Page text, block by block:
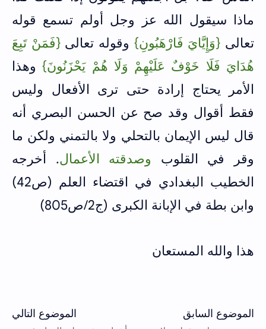
ماذا سيقول الله عز وجل أولم تسمع قوله
تعالى {وَإِيَّايَ فَارْهَبُونِ} وقوله تعالى{فَمَنْ تَبِعَ
هُدَايَ فَلَا خَوْفٌ عَلَيْهِمْ وَلَا هُمْ يَحْزَنُونَ}وهذا
الأمر يحتاج إرادة حتى ترى الأفعال وليس
فقط أقوال وقد صح عن الحسن البصري أنه
قال ليس الإيمان بالتحلي ولا بالتمني ولكن ما
وقر في القلوب
وصدقته الأعمال. أخرجه
الخطيب البغدادي في اقتضاء العلم (ص42)
وابن بطة في الإبانة الكبرى (ج2/ص805)
هذا والله المستعان